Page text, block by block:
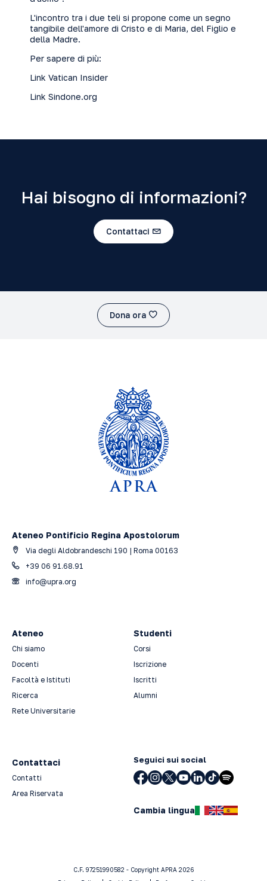
L'incontro tra i due teli si propone come un segno
tangibile dell'amore di Cristo e di Maria, del Figlio e
della Madre.
Per sapere di più:
Link Vatican Insider
Link Sindone.org
Hai bisogno di informazioni?
Contattaci
Dona ora
Ateneo Pontificio Regina Apostolorum
Via degli Aldobrandeschi 190 | Roma 00163
+39 06 91.68.91
info@upra.org
Ateneo
Chi siamo
Docenti
Facoltà e Istituti
Ricerca
Rete Universitarie
Studenti
Corsi
Iscrizione
Iscritti
Alumni
Contattaci
Contatti
Area Riservata
Seguici sui social
Cambia lingua
C.F. 97251990582 - Copyright APRA 2026